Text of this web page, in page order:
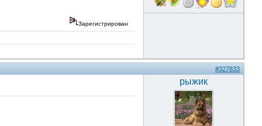
18
Зарегистрирован
#327833
рыжик